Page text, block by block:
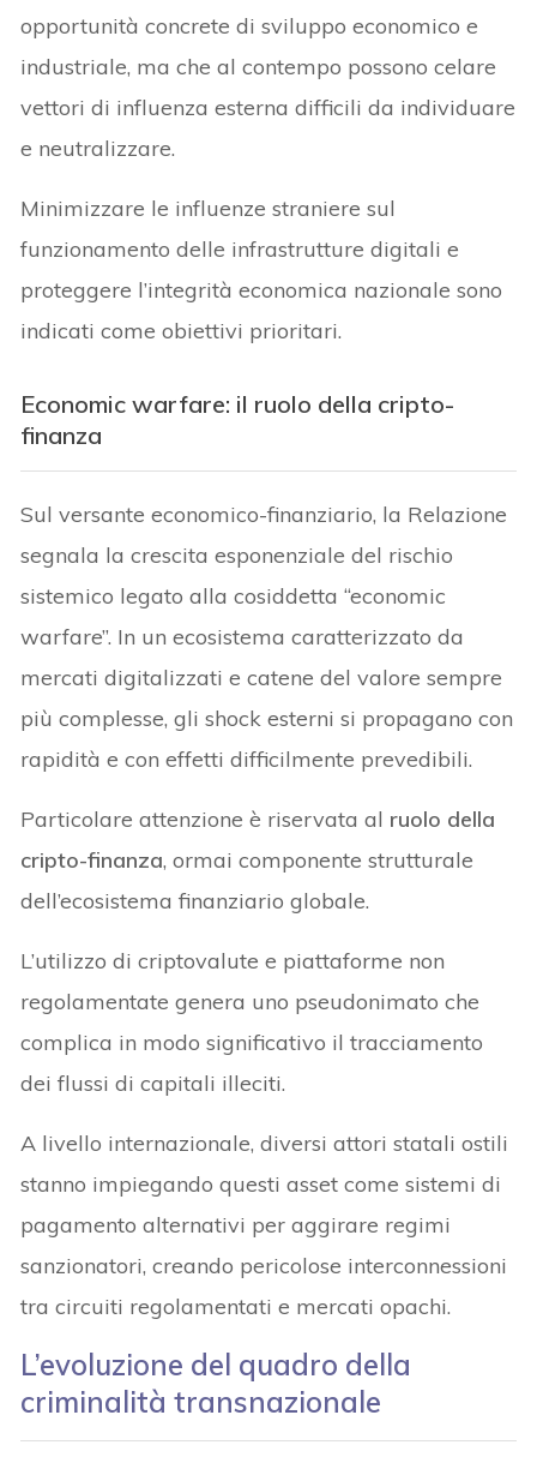
opportunità concrete di sviluppo economico e
industriale, ma che al contempo possono celare
vettori di influenza esterna difficili da individuare
e neutralizzare.
Minimizzare le influenze straniere sul
funzionamento delle infrastrutture digitali e
proteggere l’integrità economica nazionale sono
indicati come obiettivi prioritari.
Economic warfare: il ruolo della cripto-
finanza
Sul versante economico-finanziario, la Relazione
segnala la crescita esponenziale del rischio
sistemico legato alla cosiddetta “economic
warfare”. In un ecosistema caratterizzato da
mercati digitalizzati e catene del valore sempre
più complesse, gli shock esterni si propagano con
rapidità e con effetti difficilmente prevedibili.
Particolare attenzione è riservata al ruolo della
cripto-finanza, ormai componente strutturale
dell’ecosistema finanziario globale.
L’utilizzo di criptovalute e piattaforme non
regolamentate genera uno pseudonimato che
complica in modo significativo il tracciamento
dei flussi di capitali illeciti.
A livello internazionale, diversi attori statali ostili
stanno impiegando questi asset come sistemi di
pagamento alternativi per aggirare regimi
sanzionatori, creando pericolose interconnessioni
tra circuiti regolamentati e mercati opachi.
L’evoluzione del quadro della
criminalità transnazionale